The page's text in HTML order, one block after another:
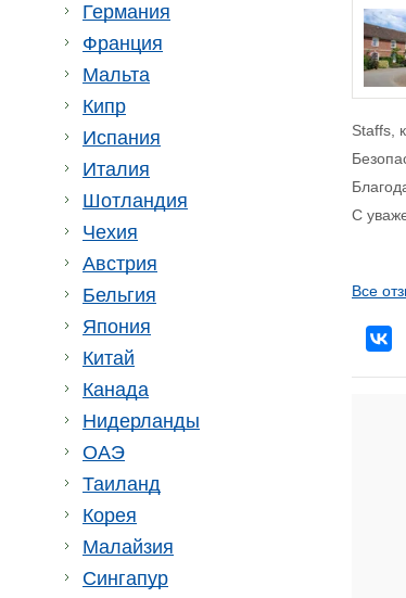
Германия
Франция
Мальта
Кипр
Испания
Италия
Шотландия
Чехия
Австрия
Бельгия
Япония
Китай
Канада
Нидерланды
ОАЭ
Таиланд
Корея
Малайзия
Сингапур
Staffs,
С
Все